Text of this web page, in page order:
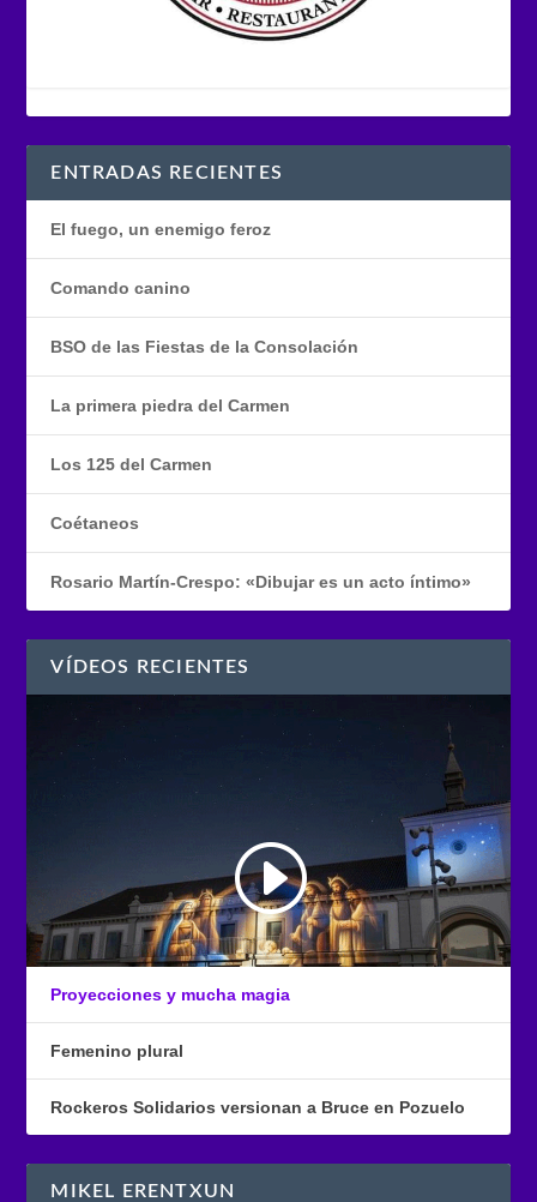
ENTRADAS RECIENTES
El fuego, un enemigo feroz
Comando canino
BSO de las Fiestas de la Consolación
La primera piedra del Carmen
Los 125 del Carmen
Coétaneos
Rosario Martín-Crespo: «Dibujar es un acto íntimo»
VÍDEOS RECIENTES
Proyecciones y mucha magia
Femenino plural
Rockeros Solidarios versionan a Bruce en Pozuelo
MIKEL ERENTXUN